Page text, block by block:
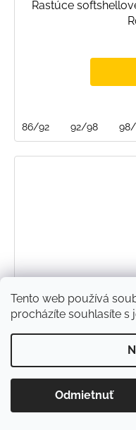
Tento web používá
procházíte souhlasíte s
Odmietnuť
Rastúce
86/92 92/98